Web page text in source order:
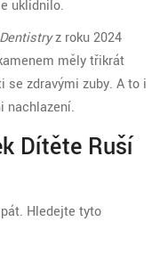
uklidnilo.
z roku 2024
měly třikrát
se zdravými zuby. A to i
nachlazení.
Dítěte Ruší
Hledejte tyto